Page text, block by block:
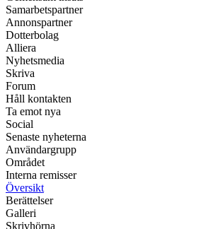
Samarbetspartner
Annonspartner
Dotterbolag
Alliera
Nyhetsmedia
Skriva
Forum
Håll kontakten
Ta emot nya
Social
Senaste nyheterna
Användargrupp
Området
Interna remisser
Översikt
Berättelser
Galleri
Skrivhörna